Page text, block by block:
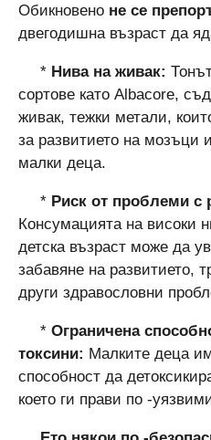
Обикновено не се
двегодишна възраст да
* Нива на живак:
сортове като Albacore,
живак, тежки метали,
за развитието на мозъци
малки деца.
* Риск от проблеми с
Консумацията на високи
детска възраст може да
забавяне на развитието,
други здравословни
* Ограничена
токсини: Малките деца
способност да
което ги прави по -